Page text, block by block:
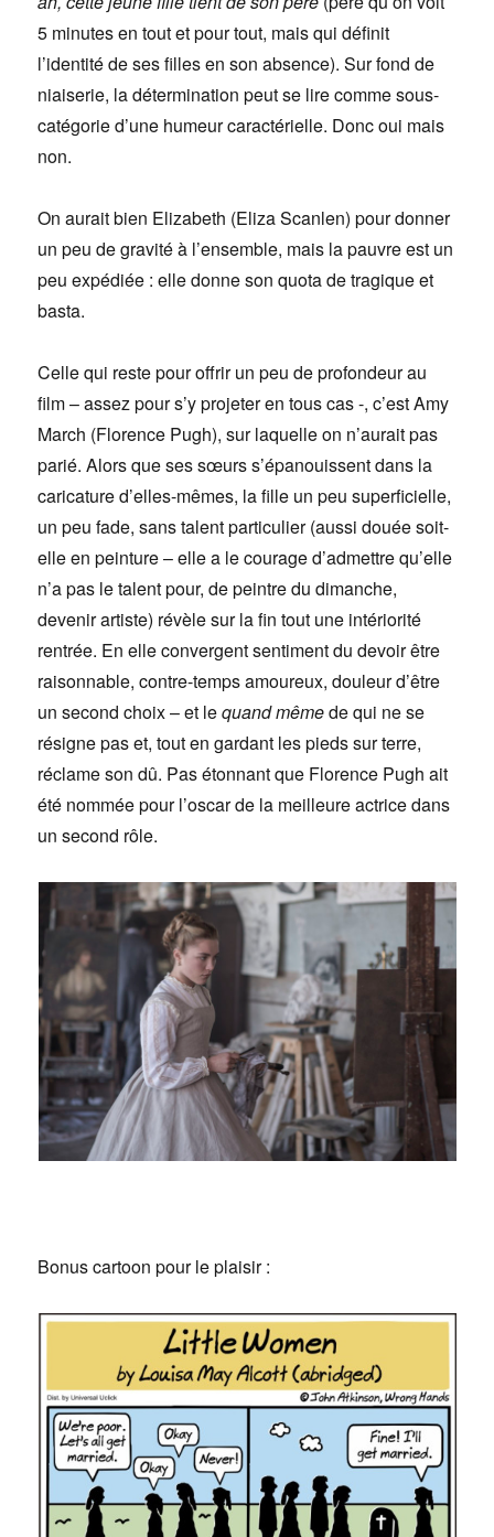
5 minutes en tout et pour tout, mais qui définit
l’identité de ses filles en son absence). Sur fond de
niaiserie, la détermination peut se lire comme sous-
catégorie d’une humeur caractérielle. Donc oui mais
non.
On aurait bien Elizabeth (Eliza Scanlen) pour donner
un peu de gravité à l’ensemble, mais la pauvre est un
peu expédiée : elle donne son quota de tragique et
basta.
Celle qui reste pour offrir un peu de profondeur au
film – assez pour s’y projeter en tous cas -, c’est Amy
March (Florence Pugh), sur laquelle on n’aurait pas
parié. Alors que ses sœurs s’épanouissent dans la
caricature d’elles-mêmes, la fille un peu superficielle,
un peu fade, sans talent particulier (aussi douée soit-
elle en peinture – elle a le courage d’admettre qu’elle
n’a pas le talent pour, de peintre du dimanche,
devenir artiste) révèle sur la fin tout une intériorité
rentrée. En elle convergent sentiment du devoir être
raisonnable, contre-temps amoureux, douleur d’être
un second choix – et lequand mêmede qui ne se
résigne pas et, tout en gardant les pieds sur terre,
réclame son dû. Pas étonnant que Florence Pugh ait
été nommée pour l’oscar de la meilleure actrice dans
un second rôle.
Bonus cartoon pour le plaisir :